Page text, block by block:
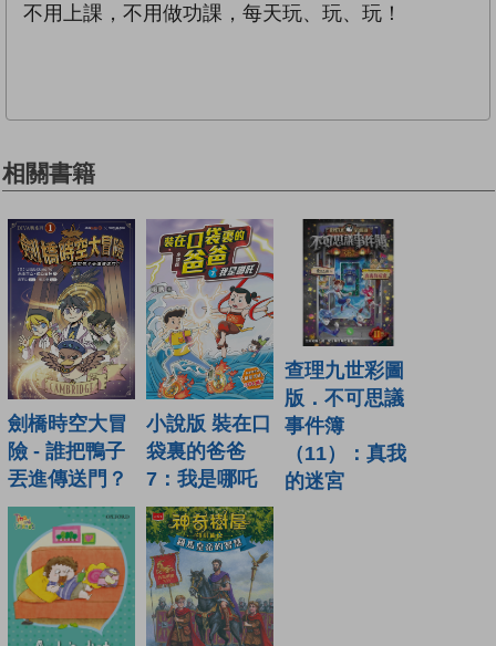
不用上課，不用做功課，每天玩、玩、玩！
相關書籍
劍橋時空大冒
險 - 誰把鴨子
丟進傳送門？
小說版 裝在口
袋裏的爸爸
7：我是哪吒
查理九世彩圖
版．不可思議
事件簿
（11）：真我
的迷宮